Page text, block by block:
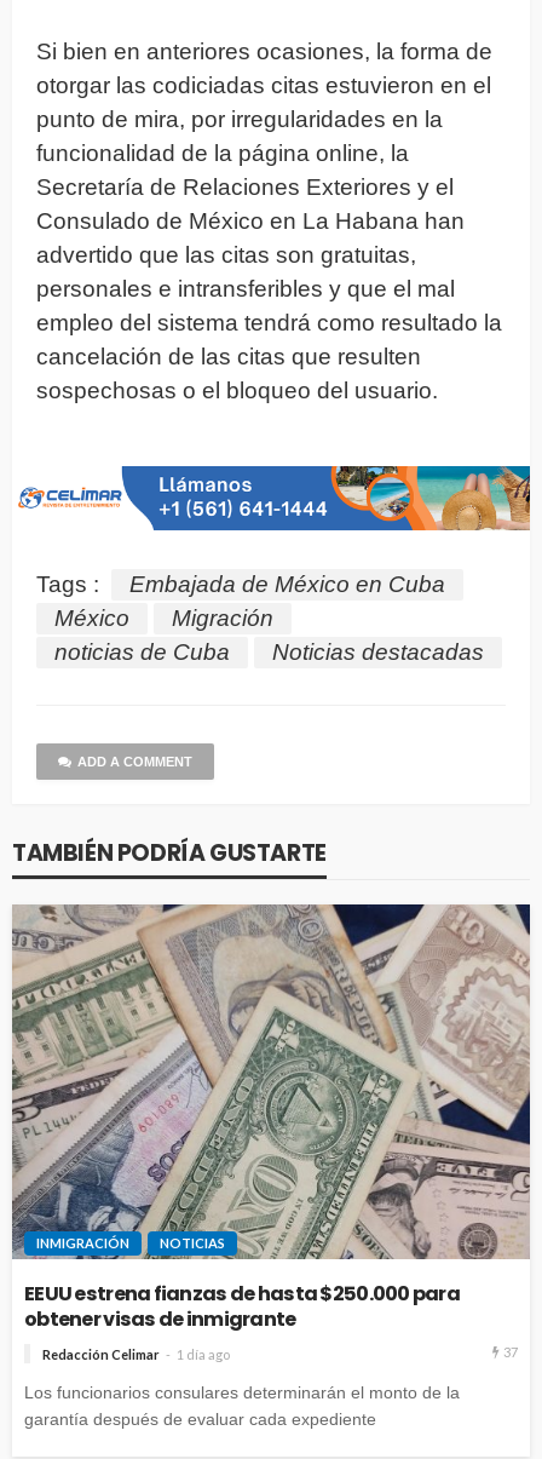
Si bien en anteriores ocasiones, la forma de
otorgar las codiciadas citas estuvieron en el
punto de mira, por irregularidades en la
funcionalidad de la página online, la
Secretaría de Relaciones Exteriores y el
Consulado de México en La Habana han
advertido que las citas son gratuitas,
personales e intransferibles y que el mal
empleo del sistema tendrá como resultado la
cancelación de las citas que resulten
sospechosas o el bloqueo del usuario.
Tags :
Embajada de México en Cuba
México
Migración
noticias de Cuba
Noticias destacadas
ADD A COMMENT
TAMBIÉN PODRÍA GUSTARTE
INMIGRACIÓN NOTICIAS
EEUU estrena fianzas de hasta $250.000 para
obtener visas de inmigrante
Redacción Celimar 1 día ago 37
Los funcionarios consulares determinarán el monto de la
garantía después de evaluar cada expediente